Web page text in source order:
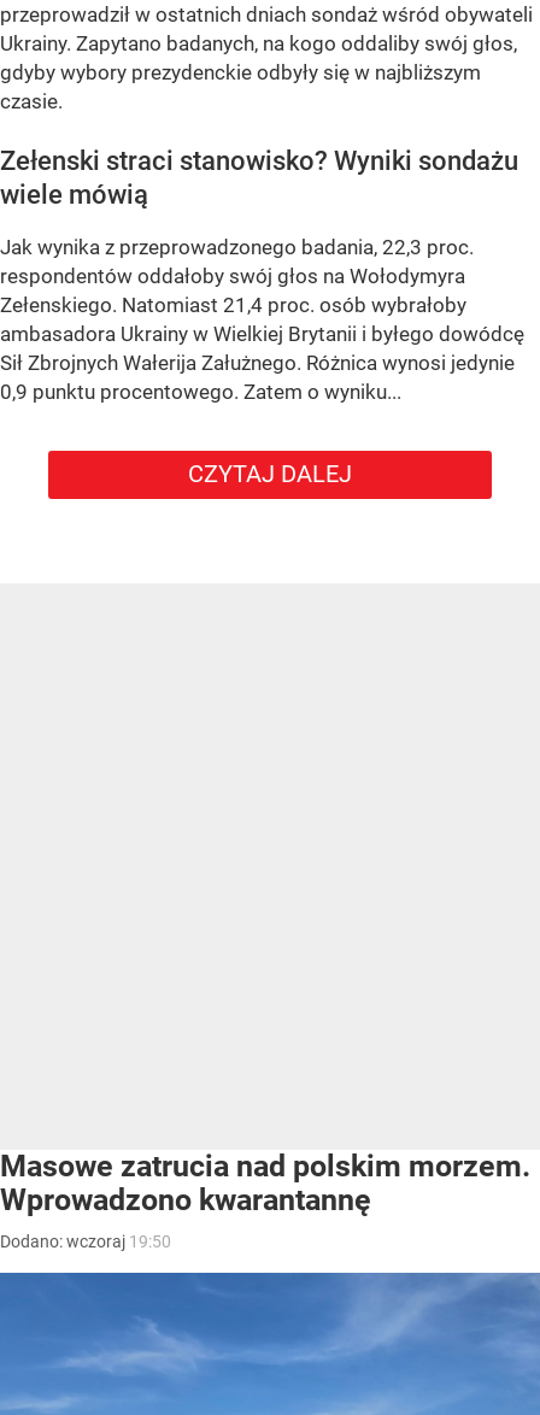
przeprowadził w ostatnich dniach sondaż wśród obywateli
Ukrainy. Zapytano badanych, na kogo oddaliby swój głos,
gdyby wybory prezydenckie odbyły się w najbliższym
czasie.
Zełenski straci stanowisko? Wyniki sondażu
wiele mówią
Jak wynika z przeprowadzonego badania, 22,3 proc.
respondentów oddałoby swój głos na Wołodymyra
Zełenskiego. Natomiast 21,4 proc. osób wybrałoby
ambasadora Ukrainy w Wielkiej Brytanii i byłego dowódcę
Sił Zbrojnych Wałerija Załużnego. Różnica wynosi jedynie
0,9 punktu procentowego. Zatem o wyniku...
CZYTAJ DALEJ
Masowe zatrucia nad polskim morzem.
Wprowadzono kwarantannę
Dodano:wczoraj 19:50